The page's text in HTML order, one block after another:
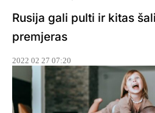
Rusija gali pulti ir kitas
premjeras
2022 02 27 07:20